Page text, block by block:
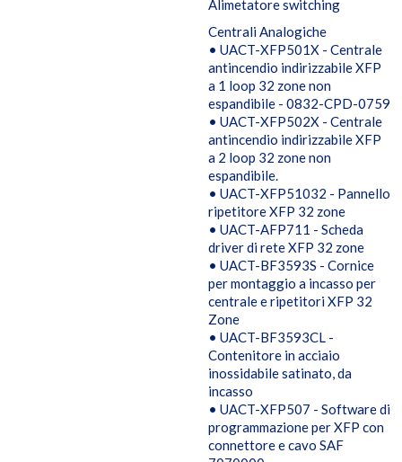
Alimetatore switching
Centrali Analogiche
• UACT-XFP501X - Centrale
antincendio indirizzabile XFP
a 1 loop 32 zone non
espandibile - 0832-CPD-0759
• UACT-XFP502X - Centrale
antincendio indirizzabile XFP
a 2 loop 32 zone non
espandibile.
• UACT-XFP51032 - Pannello
ripetitore XFP 32 zone
• UACT-AFP711 - Scheda
driver di rete XFP 32 zone
• UACT-BF3593S - Cornice
per montaggio a incasso per
centrale e ripetitori XFP 32
Zone
• UACT-BF3593CL -
Contenitore in acciaio
inossidabile satinato, da
incasso
• UACT-XFP507 - Software di
programmazione per XFP con
connettore e cavo SAF